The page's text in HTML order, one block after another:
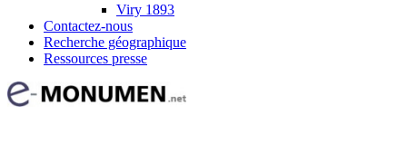
Viry 1893
Contactez-nous
Recherche géographique
Ressources presse